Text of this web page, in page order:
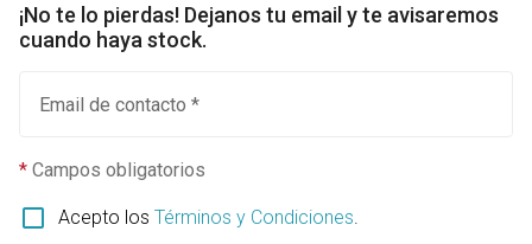
¡No te lo pierdas! Dejanos tu email y te avisaremos
cuando haya stock.
Email de contacto *
* Campos obligatorios
Acepto los Términos y Condiciones.